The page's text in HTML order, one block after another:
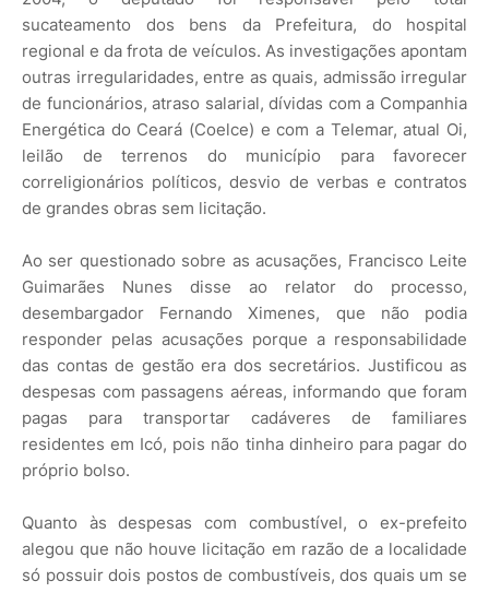
sucateamento dos bens da Prefeitura, do hospital
regional e da frota de veículos. As investigações apontam
outras irregularidades, entre as quais, admissão irregular
de funcionários, atraso salarial, dívidas com a Companhia
Energética do Ceará (Coelce) e com a Telemar, atual Oi,
leilão de terrenos do município para favorecer
correligionários políticos, desvio de verbas e contratos
de grandes obras sem licitação.
Ao ser questionado sobre as acusações, Francisco Leite
Guimarães Nunes disse ao relator do processo,
desembargador Fernando Ximenes, que não podia
responder pelas acusações porque a responsabilidade
das contas de gestão era dos secretários. Justificou as
despesas com passagens aéreas, informando que foram
pagas para transportar cadáveres de familiares
residentes em Icó, pois não tinha dinheiro para pagar do
próprio bolso.
Quanto às despesas com combustível, o ex-prefeito
alegou que não houve licitação em razão de a localidade
só possuir dois postos de combustíveis, dos quais um se